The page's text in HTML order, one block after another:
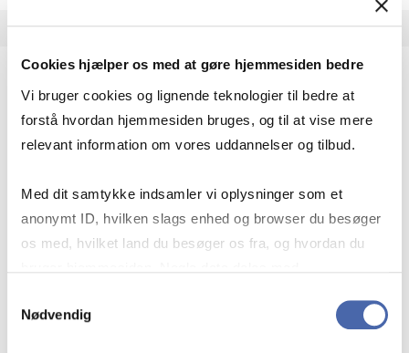
Cookies hjælper os med at gøre hjemmesiden bedre
Vi bruger cookies og lignende teknologier til bedre at
forstå hvordan hjemmesiden bruges, og til at vise mere
relevant information om vores uddannelser og tilbud.
Med dit samtykke indsamler vi oplysninger som et
anonymt ID, hvilken slags enhed og browser du besøger
os med, hvilket land du besøger os fra, og hvordan du
markedsføring. Du bestemmer selv - og kan altid trække
Nødvendig
HA(fil.) - erhvervs­økonomi og fi­lo­so­fi
virksomheder møder i vores komplekse verden.
effektivitet og…
Økonomi og matematik Kultur og samfund